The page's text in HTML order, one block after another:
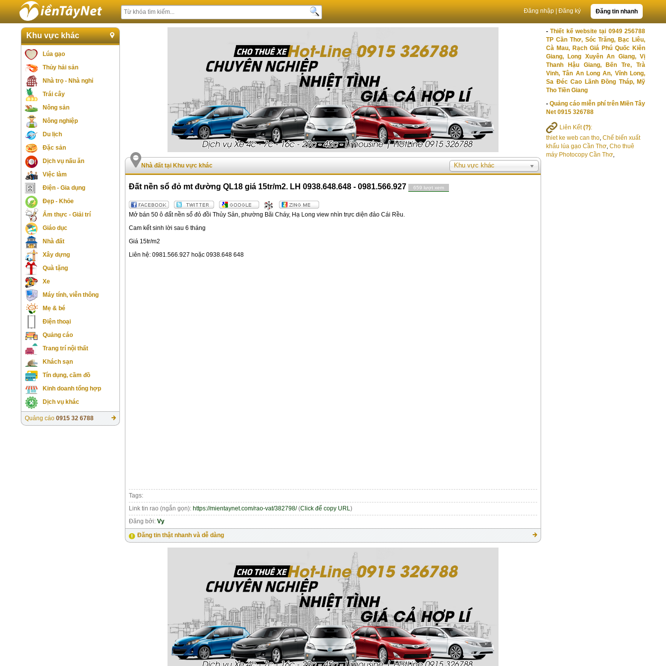
Đăng tin nhanh
Đăng nhập Đăng ký
Khu vực khác
Lúa gạo
Thủy hải sản
Nhà trọ - Nhà nghỉ
Trái cây
Nông sản
Nông nghiệp
Du lịch
Đặc sản
Dịch vụ nấu ăn
Việc làm
Điện - Gia dụng
Đẹp - Khỏe
Ẩm thực - Giải trí
Giáo dục
Nhà đất
Xây dựng
Quà tặng
Xe
Máy tính, viễn thông
Mẹ & bé
Điện thoại
Quảng cáo
Trang trí nội thất
Khách sạn
Tín dụng, cầm đồ
Kinh doanh tổng hợp
Dịch vụ khác
Quảng cáo 0915 32 6788
-Thiết kế website tại 0949 256788
TP Cần Thơ, Sóc Trăng, Bạc Liêu,
Cà Mau, Rạch Giá Phú Quốc Kiên
Giang, Long Xuyên An Giang, Vị
Thanh Hậu Giang, Bến Tre, Trà
Vinh, Tân An Long An, Vĩnh Long,
Sa Đéc Cao Lãnh Đồng Tháp, Mỹ
Tho Tiền Giang
-Quảng cáo miễn phí trên Miền Tây
Net 0915 326788
Liên Kết(?):
thiet ke web can tho, Chế biến xuất
khẩu lúa gạo Cần Thơ, Cho thuê
máy Photocopy Cần Thơ,
Nhà đất tại Khu vực khác
Khu vực khác
Đất nền sổ đỏ mt đường QL18 giá 15tr/m2. LH 0938.648.648 - 0981.566.927 659 lượt xem
Mở bán 50 ô đất nền sổ đỏ đồi Thủy Sản, phường Bãi Cháy, Hạ Long view nhìn trực diện đảo Cái Rều.
Cam kết sinh lời sau 6 tháng
Giá 15tr/m2
Liên hệ: 0981.566.927 hoặc 0938.648 648
Tags:
Link tin rao (ngắn gọn): https://mientaynet.com/rao-vat/382798/(Click để copy URL)
Đăng bởi: Vy
Đăng tin thật nhanh và dễ dàng